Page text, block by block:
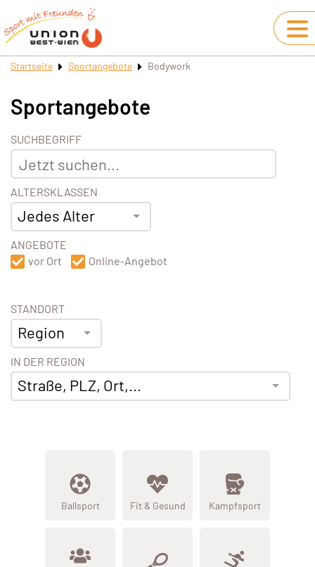
Startseite Sportangebote Bodywork
Sportangebote
SUCHBEGRIFF
ALTERSKLASSEN
Jedes Alter
ANGEBOTE
vor Ort
Online-Angebot
STANDORT
Region
IN DER REGION
Straße, PLZ, Ort,...
Ballsport Fit & Gesund Kampfsport